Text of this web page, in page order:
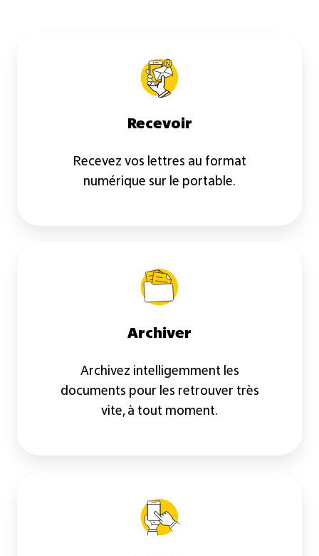
Recevoir
Recevez vos lettres au format
numérique sur le portable.
Archiver
Archivez intelligemment les
documents pour les retrouver très
vite, à tout moment.